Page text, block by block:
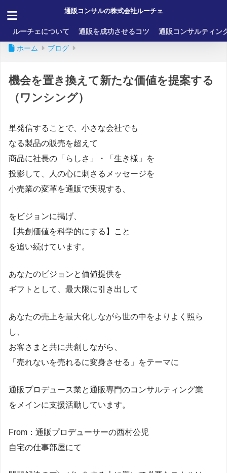
通販コンサルの株式会社ルーチェ
ルーチェについて 通販を成功させるコツ 通販コンサルティン
ホーム ブログ
機会を置き換えて新たな価値を提案する
（ワンシング）
単発信することで、小さな会社でも
なる製品の販売を超えて
商品に社長の「らしさ」・「生き様」を
投影して、人の心に刺さるメッセージを
小売業の変革を通販で実現する、
をビジョンに掲げ、
【共創価値を科学的にする】こと
を追い続けています。
あなたのビジョンと価値提供を
ギフトとして、最大限に引き出して
あなたの売上を最大化しながら世の中をよりよく照ら
し、
お客さまと共に共創しながら、
「売れないを売れるに変身させる」をテーマに
通販プロデュース業と通販専門のコンサルティング業
をメインに支援活動しています。
From：通販プロデューサーの西村公児
自宅の仕事部屋にて